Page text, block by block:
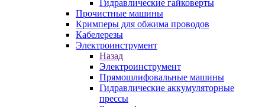
Гидравлические гайковерты
Прочистные машины
Кримперы для обжима проводов
Кабелерезы
Электроинструмент
Назад
Электроинструмент
Прямошлифовальные машины
Гидравлические аккумуляторные
прессы